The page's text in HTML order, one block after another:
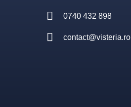
0740 432 898
contact@visteria.ro